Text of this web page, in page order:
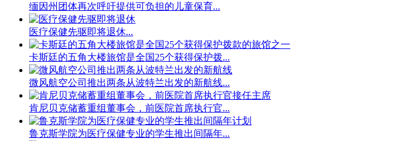
缅因州团体再次呼吁提供可负担的儿童保育...
医疗保健先驱即将退休...
卡斯廷的五角大楼旅馆是全国25个获得保护拨...
微风航空公司推出两条从波特兰出发的新航线...
肯尼贝克储蓄重组董事会，前医院首席执行官...
鲁克斯学院为医疗保健专业的学生推出间隔年...